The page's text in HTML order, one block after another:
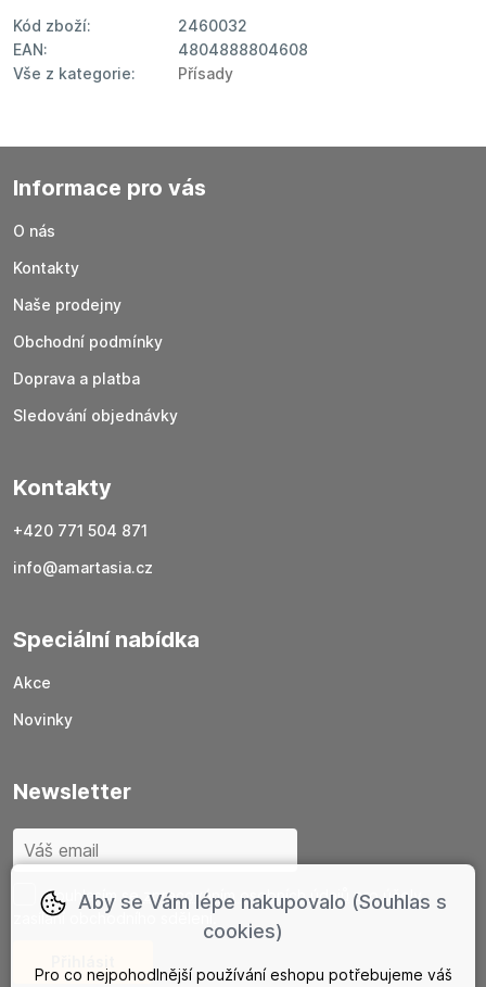
Kód zboží:
2460032
EAN:
4804888804608
Vše z kategorie:
Přísady
Informace pro vás
O nás
Kontakty
Naše prodejny
Obchodní podmínky
Doprava a platba
Sledování objednávky
Kontakty
+420 771 504 871
info@amartasia.cz
Speciální nabídka
Akce
Novinky
newsletter
Souhlasím se zpracováním osobních údajů pro účely
zasílání obchodního sdělení.
Aby se Vám lépe nakupovalo (Souhlas s
cookies)
Pro co nejpohodlnější používání eshopu potřebujeme váš